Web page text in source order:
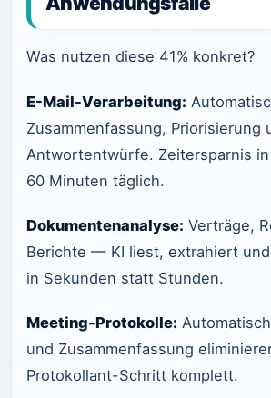
Was nutzen diese 41% konkret?
E-Mail-Verarbeitung:
Zusammenfassung, Priorisierung
Antwortentwürfe. Zeitersparnis
60 Minuten täglich.
Dokumentenanalyse: Verträge,
Berichte — KI liest, extrahiert
in Sekunden statt Stunden.
Meeting-Protokolle:
und Zusammenfassung
Protokollant-Schritt komplett.